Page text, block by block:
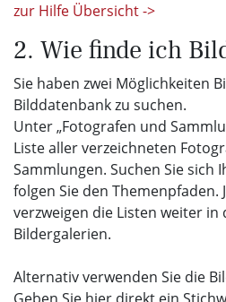
zur Hilfe Übersicht ->
2. Wie finde ich
Sie haben zwei Möglichkeiten
Bilddatenbank zu suchen.
Unter „Fotografen und
Liste aller verzeichneten
Sammlungen. Suchen Sie sich
folgen Sie den Themenpfaden.
verzweigen die Listen weiter in
Bildergalerien.
Alternativ verwenden Sie die